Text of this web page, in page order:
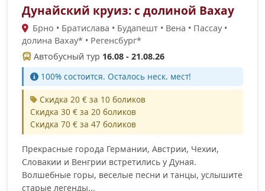
Дунайский круиз: с долиной Вахау
Брно • Братислава • Будапешт • Вена • Пассау •
долина Вахау* • Регенсбург*
Автобусный тур 16.08 - 21.08.26
100% cостоится. Осталось неск. мест!
Скидка 20 € за 10 боликов
Скидка 30 € за 20 боликов
Скидка 70 € за 47 боликов
Прекрасные города Германии, Австрии, Чехии,
Словакии и Венгрии встретились у Дуная.
Волшебные горы, веселые песни и танцы, услышите
старые легенды...